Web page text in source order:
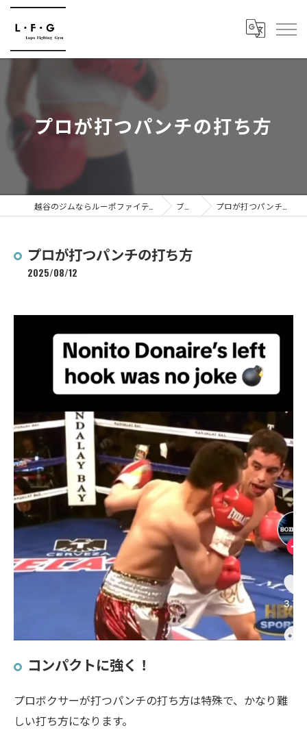
プロが打つパンチの打ち方
ブログ プロが打つパンチの打ち方
プロが打つパンチの打ち方
2025/08/12
コンパクトに強く！
プロボクサーが打つパンチの打ち方は特殊で、かなり難
しい打ち方になります。